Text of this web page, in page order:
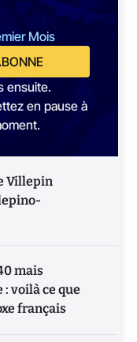
Mois
ensuite.
en pause à
Villepin
mais
voilà ce que
français